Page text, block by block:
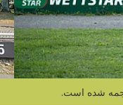
شده است.